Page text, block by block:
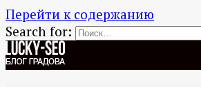
Перейти к содержанию
Search for: